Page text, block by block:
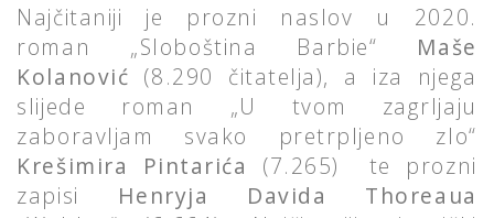
Najčitaniji je prozni naslov u 2020.
roman „Sloboština Barbie“ Maše
Kolanović (8.290 čitatelja), a iza njega
slijede roman „U tvom zagrljaju
zaboravljam svako pretrpljeno zlo“
Krešimira Pintarića
(7.265) te prozni
zapisi Henryja Davida Thoreaua